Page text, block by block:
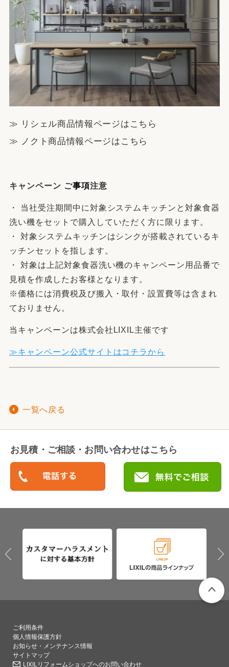
≫ リシェル商品情報ページはこちら
≫ ノクト商品情報ページはこちら
キャンペーン ご事項注意
・ 当社受注期間中に対象システムキッチンと対象食器
洗い機をセットで購入していただく方に限ります。
・ 対象システムキッチンはシンクが搭載されているキ
ッチンセットを指します。
・ 対象は上記対象食器洗い機のキャンペーン用品番で
見積を作成したお客様となります。
※価格には消費税及び搬入・取付・設置費等は含まれ
ておりません。
当キャンペーンは株式会社LIXIL主催です
≫キャンペーン公式サイトはコチラから
一覧へ戻る
お見積・ご相談・お問い合わせはこちら
ご利用条件
個人情報保護方針
お知らせ・メンテナンス情報
サイトマップ
LIXILリフォームショップへのお問い合わせ